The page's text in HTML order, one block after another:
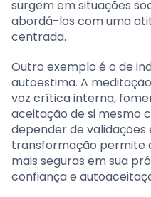
surgem em situações
abordá-los com uma
centrada.
Outro exemplo é o de
autoestima. A
voz crítica interna,
aceitação de si mesmo
depender de validações
transformação permite
mais seguras em sua
confiança e